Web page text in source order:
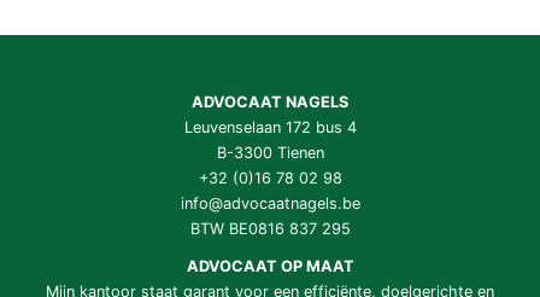
ADVOCAAT NAGELS
Leuvenselaan 172 bus 4
B-3300 Tienen
+32 (0)16 78 02 98
info@advocaatnagels.be
BTW BE0816 837 295
ADVOCAAT OP MAAT
Mijn kantoor staat garant voor een efficiënte, doelgerichte en